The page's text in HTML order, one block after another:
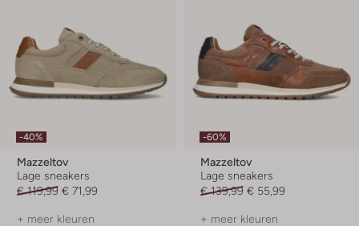
-40%
Mazzeltov
Lage sneakers
€ 119,99 € 71,99
+ meer kleuren
-60%
Mazzeltov
Lage sneakers
€ 139,99 € 55,99
+ meer kleuren